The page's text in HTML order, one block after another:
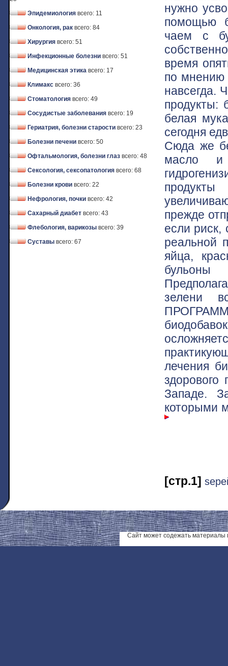
Эпидемиология всего: 11
Онкология, рак всего: 84
Хирургия всего: 51
Инфекционные болезни всего: 51
Медицинская этика всего: 17
Климакс всего: 36
Стоматология всего: 49
Сосудистые заболевания всего: 19
Гериатрия, болезни старости всего: 23
Болезни печени всего: 50
Офтальмология, болезни глаз всего: 48
Сексология, сексопатология всего: 68
Болезни крови всего: 22
Нефрология, почки всего: 42
Сахарный диабет всего: 43
Флебология, варикозы всего: 39
Суставы всего: 67
нужно
помощью
чаем с
время
по мнению
навсегда.
продукты:
белая
сегодня
Сюда же
масло
прежде
если риск,
реальной
яйца,
зелени
лечения
Западе.
которыми
[стр.1]
Сайт может содежать материалы